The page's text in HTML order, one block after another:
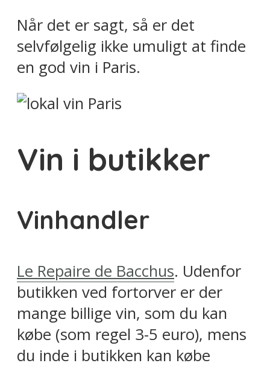
Når det er sagt, så er det
selvfølgelig ikke umuligt at finde
en god vin i Paris.
Vin i butikker
Vinhandler
Le Repaire de Bacchus. Udenfor
butikken ved fortorver er der
mange billige vin, som du kan
købe (som regel 3-5 euro), mens
du inde i butikken kan købe